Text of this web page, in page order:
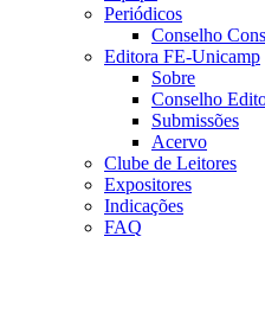
Periódicos
Conselho
Editora FE-Unicamp
Sobre
Conselho
Submissões
Acervo
Clube de Leitores
Expositores
Indicações
FAQ